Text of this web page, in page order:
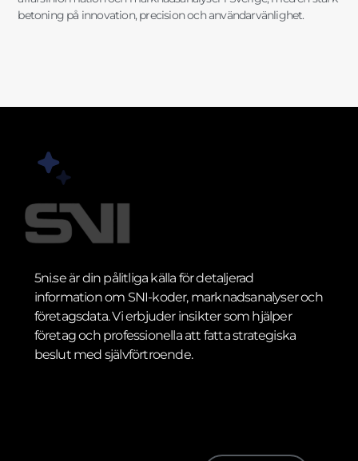
betoning på innovation, precision och användarvänlighet.
5ni.se är din pålitliga källa för detaljerad
information om SNI-koder, marknadsanalyser och
företagsdata. Vi erbjuder insikter som hjälper
företag och professionella att fatta strategiska
beslut med självförtroende.